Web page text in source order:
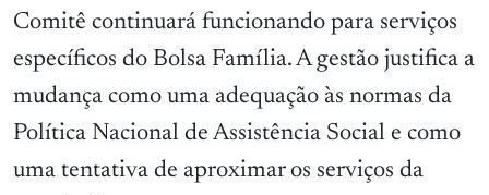
Comitê continuará funcionando para serviços
específicos do Bolsa Família. A gestão justifica a
mudança como uma adequação às normas da
Política Nacional de Assistência Social e como
uma tentativa de aproximar os serviços da